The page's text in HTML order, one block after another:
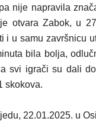
nije napravila
otvara Zabok, u
u samu završnicu
bila bolja,
svi igrači su dali
skokova.
22.01.2025. u